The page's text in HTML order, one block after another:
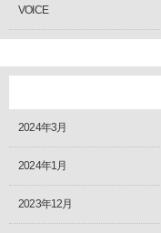
VOICE
2024年3月
2024年1月
2023年12月